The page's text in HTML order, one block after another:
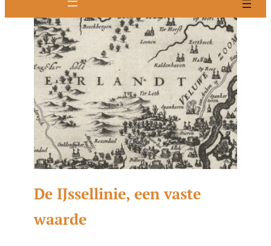
De IJssellinie, een vaste
waarde